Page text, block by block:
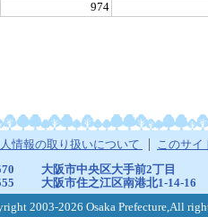
974
情報の取り扱いについて このサイ
大阪市中央区大手前2丁目
大阪市住之江区南港北1-14-16
2003-2026 Osaka Prefecture,All